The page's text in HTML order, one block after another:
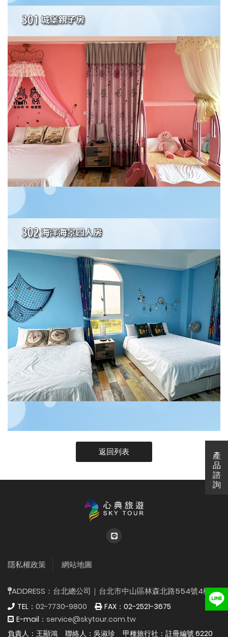
返回列表
隱私權政策 網站地圖
ADDRESS： 台北總公司｜台北市中山區林森北路554號4樓
TEL： 02-7730-9800 FAX： 02-2521-3675
E-mail： service@skytour.com.tw
負責人：王顯鴻
聯絡人：吳淑珍 甲種旅行社：註冊編號 6220
產
產
品
諮
詢